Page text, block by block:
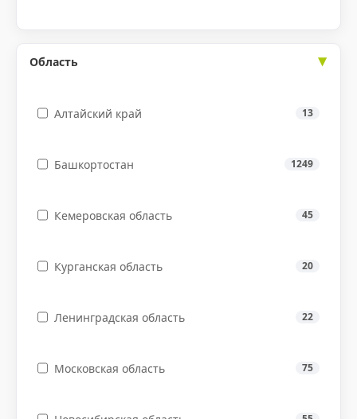
Область
Алтайский край 13
Башкортостан 1249
Кемеровская область 45
Курганская область 20
Ленинградская область 22
Московская область 75